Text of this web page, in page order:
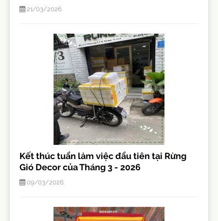
21/03/2026
Kết thúc tuần làm việc đầu tiên tại Rừng
Gió Decor của Tháng 3 - 2026
09/03/2026